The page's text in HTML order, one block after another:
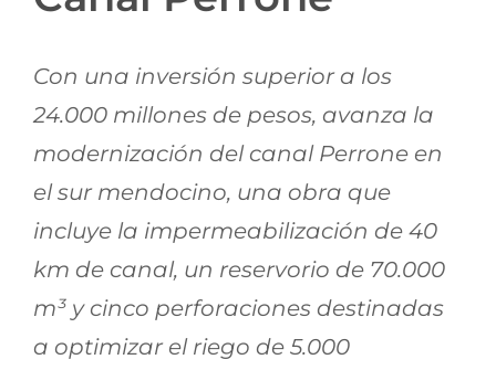
Premios y concursos
Socios
Contacto
Con una inversión superior a los
24.000 millones de pesos, avanza la
modernización del canal Perrone en
el sur mendocino, una obra que
incluye la impermeabilización de 40
km de canal, un reservorio de 70.000
m³ y cinco perforaciones destinadas
a optimizar el riego de 5.000